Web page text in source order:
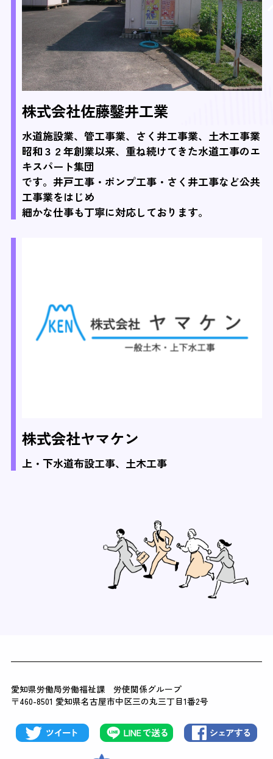
株式会社佐藤鑿井工業
水道施設業、管工事業、さく井工事業、土木工事業
昭和３２年創業以来、重ね続けてきた水道工事のエ
キスパート集団
です。井戸工事・ポンプ工事・さく井工事など公共
工事業をはじめ
細かな仕事も丁寧に対応しております。
株式会社ヤマケン
上・下水道布設工事、土木工事
愛知県労働局労働福祉課 労使関係グループ
〒460-8501 愛知県名古屋市中区三の丸三丁目1番2号